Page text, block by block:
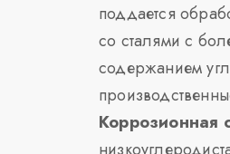
поддается
со сталями с
содержанием
Коррозионная